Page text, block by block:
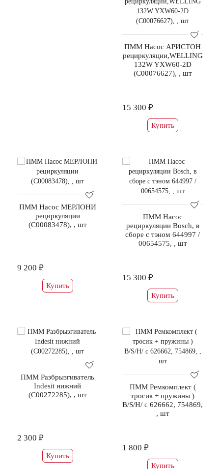
ПММ Насос АРИСТОН
рециркуляции,WELLING
132W YXW60-2D
(C00076627), , шт
15 300 ₽
Купить
ПММ Насос МЕРЛОНИ
рециркуляции
(С00083478), , шт
9 200 ₽
Купить
ПММ Насос
рециркуляции Bosch, в
сборе с тэном 644997 /
00654575, , шт
15 300 ₽
Купить
ПММ Разбрызгиватель
Indesit нижний
(С00272285), , шт
2 300 ₽
Купить
ПММ Ремкомплект (
тросик + пружины )
B/S/H/ с 626662, 754869,
, шт
1 800 ₽
Купить